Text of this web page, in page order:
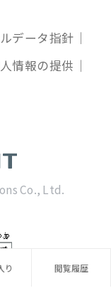
り 閲覧履歴
データ指針
情報の提供
Co., Ltd.